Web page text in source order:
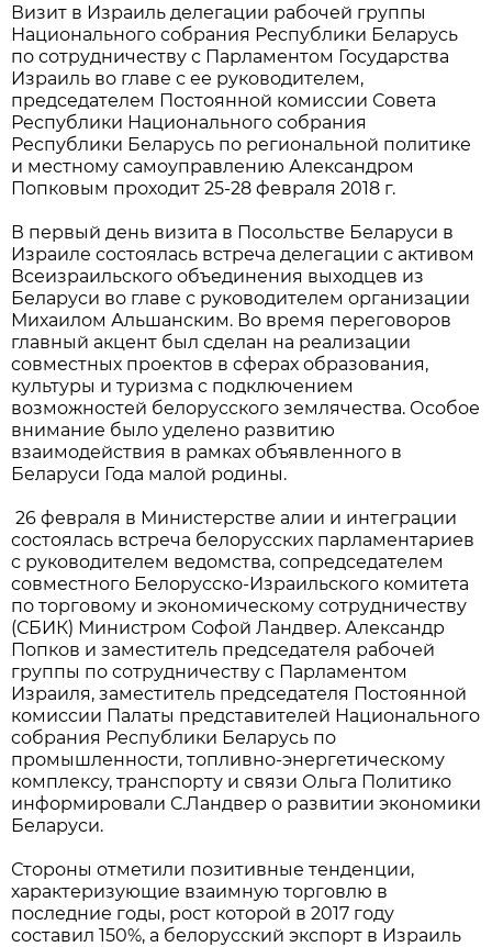
Визит в Израиль делегации рабочей группы
Национального собрания Республики Беларусь
по сотрудничеству с Парламентом Государства
Израиль во главе с ее руководителем,
председателем Постоянной комиссии Совета
Республики Национального собрания
Республики Беларусь по региональной политике
и местному самоуправлению Александром
Попковым проходит 25-28 февраля 2018 г.
В первый день визита в Посольстве Беларуси в
Израиле состоялась встреча делегации с активом
Всеизраильского объединения выходцев из
Беларуси во главе с руководителем организации
Михаилом Альшанским. Во время переговоров
главный акцент был сделан на реализации
совместных проектов в сферах образования,
культуры и туризма с подключением
возможностей белорусского землячества. Особое
внимание было уделено развитию
взаимодействия в рамках объявленного в
Беларуси Года малой родины.
26 февраля в Министерстве алии и интеграции
состоялась встреча белорусских парламентариев
с руководителем ведомства, сопредседателем
совместного Белорусско-Израильского комитета
по торговому и экономическому сотрудничеству
(СБИК) Министром Софой Ландвер. Александр
Попков и заместитель председателя рабочей
группы по сотрудничеству с Парламентом
Израиля, заместитель председателя Постоянной
комиссии Палаты представителей Национального
собрания Республики Беларусь по
промышленности, топливно-энергетическому
комплексу, транспорту и связи Ольга Политико
информировали С.Ландвер о развитии экономики
Беларуси.
Стороны отметили позитивные тенденции,
характеризующие взаимную торговлю в
последние годы, рост которой в 2017 году
составил 150%, а белорусский экспорт в Израиль